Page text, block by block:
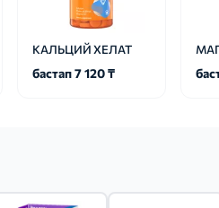
КАЛЬЦИЙ ХЕЛАТ
бастап 7 120 ₸